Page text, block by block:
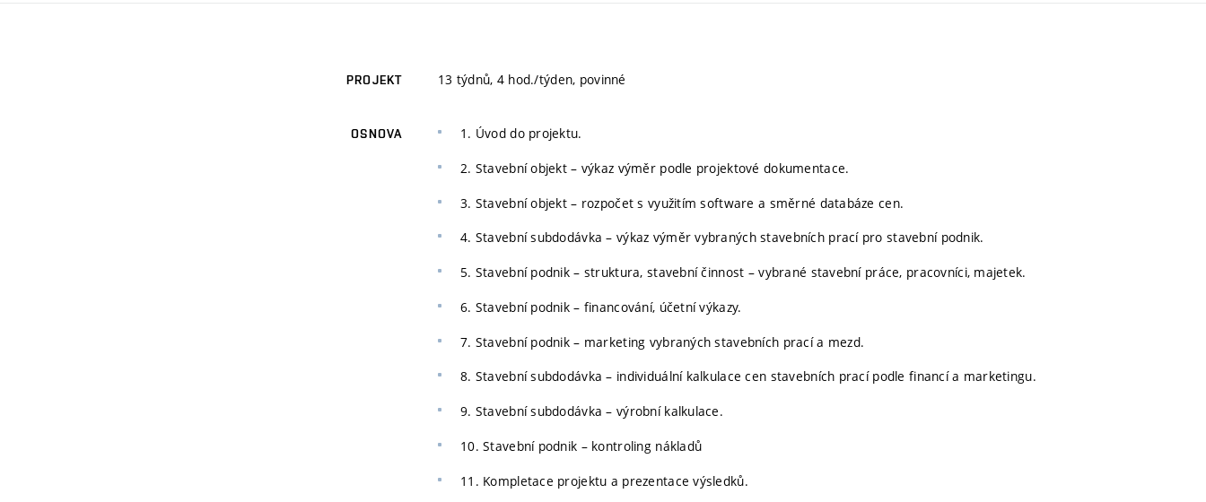
PROJEKT 13 týdnů, 4 hod./týden, povinné
OSNOVA 1. Úvod do projektu.
2. Stavební objekt – výkaz výměr podle projektové dokumentace.
3. Stavební objekt – rozpočet s využitím software a směrné databáze cen.
4. Stavební subdodávka – výkaz výměr vybraných stavebních prací pro stavební podnik.
5. Stavební podnik – struktura, stavební činnost – vybrané stavební práce, pracovníci, majetek.
6. Stavební podnik – financování, účetní výkazy.
7. Stavební podnik – marketing vybraných stavebních prací a mezd.
8. Stavební subdodávka – individuální kalkulace cen stavebních prací podle financí a marketingu.
9. Stavební subdodávka – výrobní kalkulace.
10. Stavební podnik – kontroling nákladů
11. Kompletace projektu a prezentace výsledků.